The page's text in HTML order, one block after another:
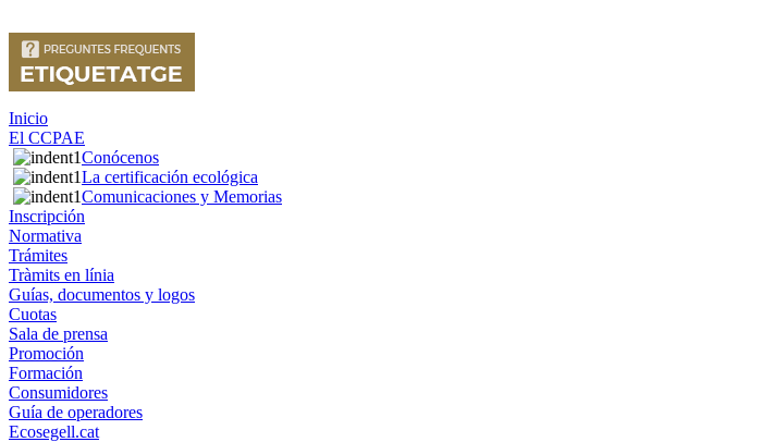
Inicio
El CCPAE
Conócenos
La certificación ecológica
Comunicaciones y Memorias
Inscripción
Normativa
Trámites
Tràmits en línia
Guías, documentos y logos
Cuotas
Sala de prensa
Promoción
Formación
Consumidores
Guía de operadores
Ecosegell.cat